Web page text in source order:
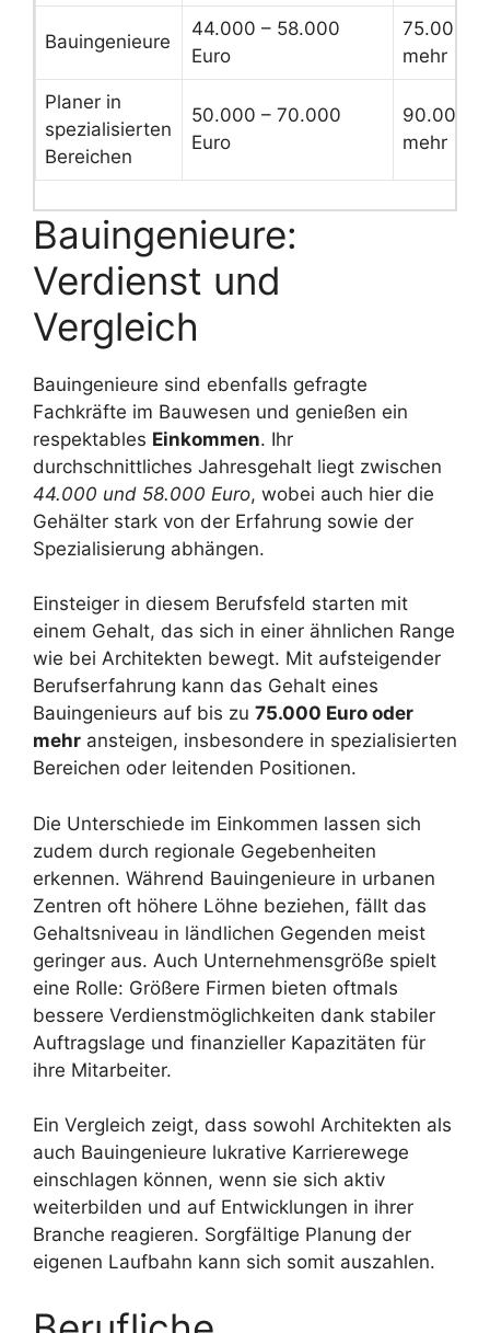
Bauingenieure
44.000 – 58.000
Euro
75.000
mehr
Planer in
spezialisierten
Bereichen
50.000 – 70.000
Euro
90.000
mehr
Bauingenieure:
Verdienst und
Vergleich
Bauingenieure sind ebenfalls gefragte
Fachkräfte im Bauwesen und genießen ein
respektables Einkommen. Ihr
durchschnittliches Jahresgehalt liegt zwischen
44.000 und 58.000 Euro, wobei auch hier die
Gehälter stark von der Erfahrung sowie der
Spezialisierung abhängen.
Einsteiger in diesem Berufsfeld starten mit
einem Gehalt, das sich in einer ähnlichen Range
wie bei Architekten bewegt. Mit aufsteigender
Berufserfahrung kann das Gehalt eines
Bauingenieurs auf bis zu 75.000 Euro oder
mehr ansteigen, insbesondere in spezialisierten
Bereichen oder leitenden Positionen.
Die Unterschiede im Einkommen lassen sich
zudem durch regionale Gegebenheiten
erkennen. Während Bauingenieure in urbanen
Zentren oft höhere Löhne beziehen, fällt das
Gehaltsniveau in ländlichen Gegenden meist
geringer aus. Auch Unternehmensgröße spielt
eine Rolle: Größere Firmen bieten oftmals
bessere Verdienstmöglichkeiten dank stabiler
Auftragslage und finanzieller Kapazitäten für
ihre Mitarbeiter.
Ein Vergleich zeigt, dass sowohl Architekten als
auch Bauingenieure lukrative Karrierewege
einschlagen können, wenn sie sich aktiv
weiterbilden und auf Entwicklungen in ihrer
Branche reagieren. Sorgfältige Planung der
eigenen Laufbahn kann sich somit auszahlen.